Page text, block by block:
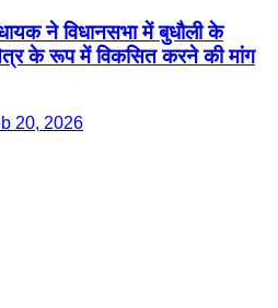
ने विधानसभा में बुधौली के
के रूप में विकसित करने की मांग
20, 2026